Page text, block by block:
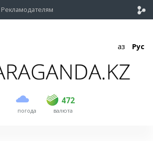
Рекламодателям
Қаз Рус
погода
472
USD 470 472
EUR валюта